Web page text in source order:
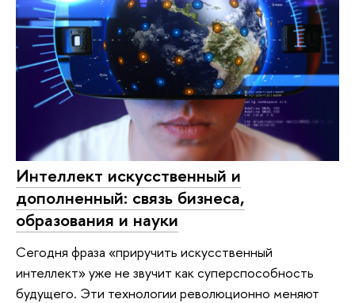
Интеллект искусственный и
дополненный: связь бизнеса,
образования и науки
Сегодня фраза «приручить искусственный
интеллект» уже не звучит как суперспособность
будущего. Эти технологии революционно меняют